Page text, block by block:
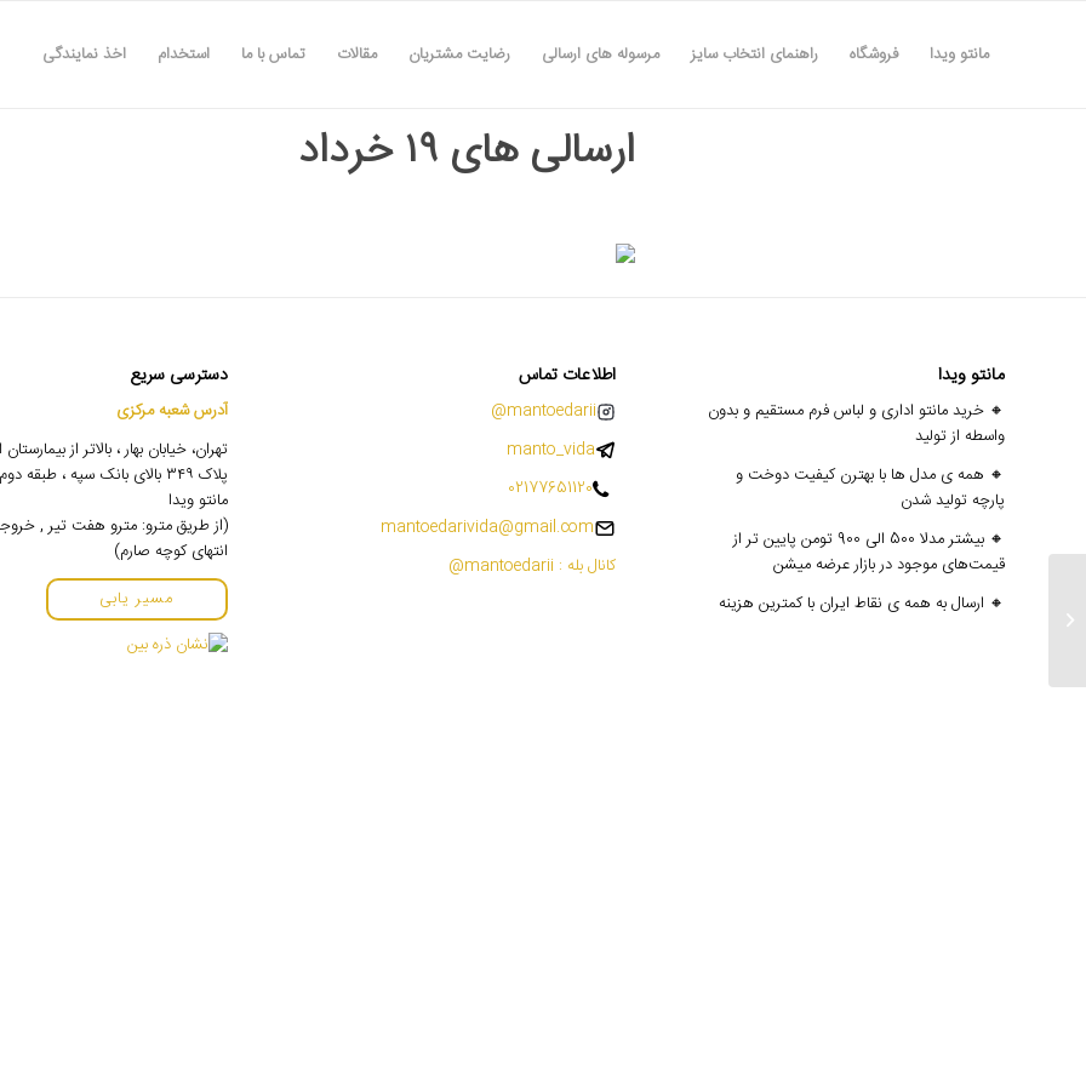
مانتو ویدا فروشگاه راهنمای انتخاب سایز مرسوله های ارسالی رضایت مشتریان مقالات تماس با ما استخدام اخذ نمایندگی
ارسالی های ۱۹ خرداد
مانتو ویدا
🔸 خرید مانتو اداری و لباس فرم مستقیم و بدون
واسطه از تولید
🔸 همه ی مدل ها با بهترن کیفیت دوخت و
پارچه تولید شدن
🔸 بیشتر مدلا 500 الی 900 تومن پایین تر از
قیمت‌های موجود در بازار عرضه میشن
🔸 ارسال به همه ی نقاط ایران با کمترین هزینه
اطلاعات تماس
mantoedarii@
manto_vida
02177651120
mantoedarivida@gmail.com
کانال بله : mantoedarii@
دسترسی سریع
آدرس شعبه مرکزی
تهران، خیابان بهار ، بالاتر از
پلاک ۳۴۹ بالای بانک سپه ،
مانتو ویدا
(از طریق مترو: مترو هفت تیر ,
انتهای کوچه صارم)
مسیر یابی